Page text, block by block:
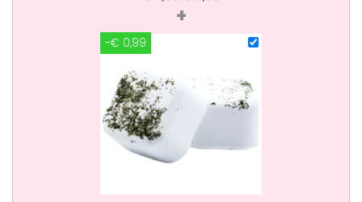
+
-€ 0,99